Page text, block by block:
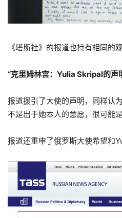
《塔斯社》的报道也持有相同的观
“克里姆林宫：Yulia Skripal的声
报道援引了大使的声明，同样认
不是出于她本人的意愿，很可能是
报道还重申了俄罗斯大使希望和